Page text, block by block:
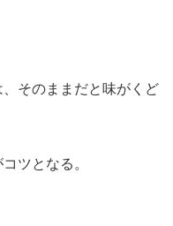
そのままだと味がくど
ツとなる。